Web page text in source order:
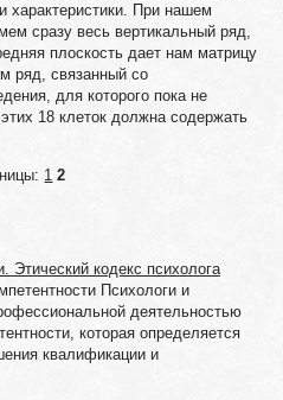
характеристики. При нашем
сразу весь вертикальный ряд,
плоскость дает нам матрицу
ряд, связанный со
для которого пока не
18 клеток должна содержать
1 2
Этический кодекс психолога
Психологи и
деятельностью
которая определяется
квалификации и